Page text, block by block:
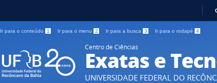
Ir para o conteúdo 1 Ir para o menu 2 Ir para a busca 3 Ir para o rodapé 4
Centro de Ciências
Exatas e
UNIVERSIDADE FEDERAL DO